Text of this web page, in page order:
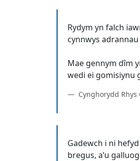
Rydym yn falch
cynnwys
Mae gennym dîm
Cynghorydd
Gadewch i ni
bregus, a’u